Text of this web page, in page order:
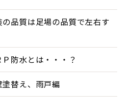
の品質は足場の品質で左右す
Ｐ防水とは・・・？
塗替え、雨戸編